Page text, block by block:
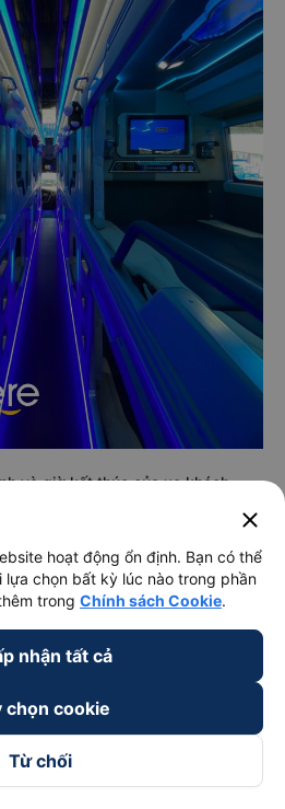
và giờ kết thúc của xe khách
Nhất - Đồng Nai: 05:00, 08:00
An Nhơn - Bình Định đi Thống Nhất
xe
Rạng Đông Buslineskhoảng:
nhà xe Rạng Đông Buslines
close
hoạt động ổn định. Bạn có thể
chọn bất kỳ lúc nào trong phần
trong Chính sách Cookie.
nhận tất cả
chọn cookie
Từ chối